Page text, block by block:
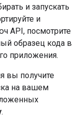
и запускать
и
API, посмотрите
образец кода в
приложения.
вы получите
на вашем
.